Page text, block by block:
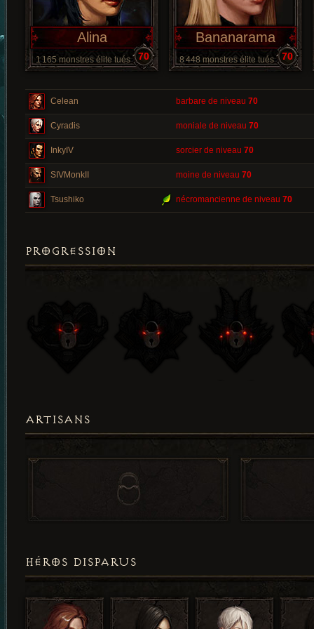
Alina
1 165 monstres élite tués 70
Bananarama
8 448 monstres élite tués 70
Celean barbare de niveau 70
Cyradis moniale de niveau 70
InkyIV sorcier de niveau 70
SIVMonkII moine de niveau 70
Tsushiko nécromancienne de niveau 70
PROGRESSION
ARTISANS
HÉROS DISPARUS